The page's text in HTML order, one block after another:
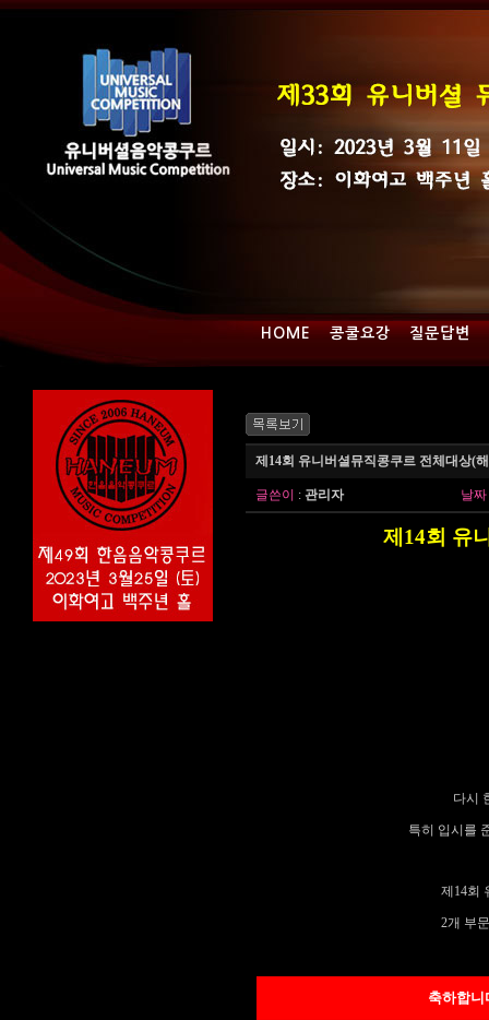
HOME 콩쿨요강 질문답변
제14회 유니버셜뮤직콩쿠르 전체대상(
글쓴이 : 관리자 날짜
제 14회 유
다시
특히 입시를
제14회
2개 부
축하합니